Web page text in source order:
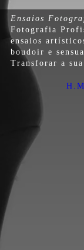
Ensaios
Fotografia
ensaios
boudoir e
Transforar a